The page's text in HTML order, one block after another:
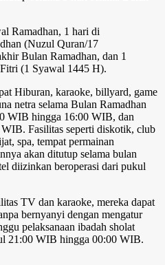
Ramadhan, 1 hari di
(Nuzul Quran/17
Bulan Ramadhan, dan 1
(1 Syawal 1445 H).
Hiburan, karaoke, billyard, game
netra selama Bulan Ramadhan
WIB hingga 16:00 WIB, dan
Fasilitas seperti diskotik, club
spa, tempat permainan
akan ditutup selama bulan
diizinkan beroperasi dari pukul
TV dan karaoke, mereka dapat
bernyanyi dengan mengatur
pelaksanaan ibadah sholat
21:00 WIB hingga 00:00 WIB.